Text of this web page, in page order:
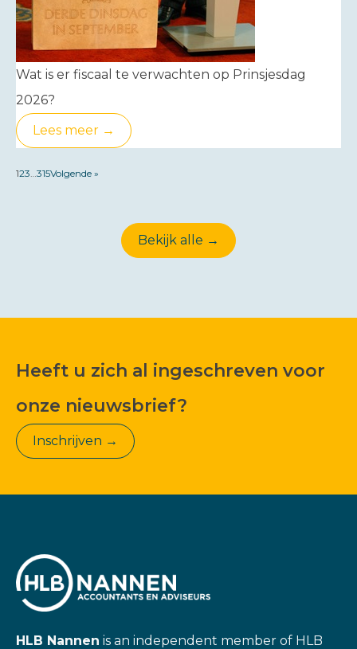
Wat is er fiscaal te verwachten op Prinsjesdag
2026?
Lees meer →
123 315Volgende »
Bekijk alle →
Heeft u zich al ingeschreven voor
onze nieuwsbrief?
Inschrijven →
HLB Nannen is an independent member of HLB